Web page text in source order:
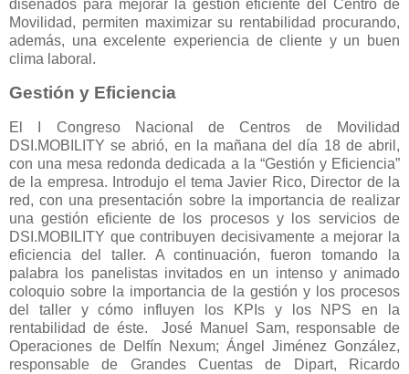
diseñados para mejorar la gestión eficiente del Centro de
Movilidad, permiten maximizar su rentabilidad procurando,
además, una excelente experiencia de cliente y un buen
clima laboral.
Gestión y Eficiencia
El I Congreso Nacional de Centros de Movilidad
DSI.MOBILITY se abrió, en la mañana del día 18 de abril,
con una mesa redonda dedicada a la “Gestión y Eficiencia”
de la empresa. Introdujo el tema Javier Rico, Director de la
red, con una presentación sobre la importancia de realizar
una gestión eficiente de los procesos y los servicios de
DSI.MOBILITY que contribuyen decisivamente a mejorar la
eficiencia del taller. A continuación, fueron tomando la
palabra los panelistas invitados en un intenso y animado
coloquio sobre la importancia de la gestión y los procesos
del taller y cómo influyen los KPIs y los NPS en la
rentabilidad de éste. José Manuel Sam, responsable de
Operaciones de Delfín Nexum; Ángel Jiménez González,
responsable de Grandes Cuentas de Dipart, Ricardo